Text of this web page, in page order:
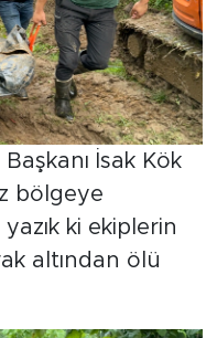
İsak Kök
bölgeye
ki ekiplerin
altından ölü